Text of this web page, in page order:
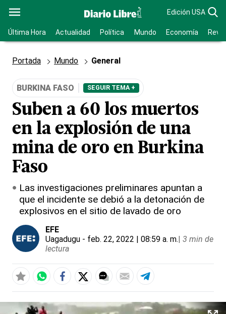
Edición USA
Última Hora Actualidad Política Mundo Economía
Portada Mundo General
BURKINA FASO SEGUIR TEMA +
Suben a 60 los muertos
en la explosión de una
mina de oro en Burkina
Faso
Las investigaciones preliminares apuntan a
que el incidente se debió a la detonación de
explosivos en el sitio de lavado de oro
EFE
Uagadugu - feb. 22, 2022 | 08:59 a. m.| 3 min de
lectura